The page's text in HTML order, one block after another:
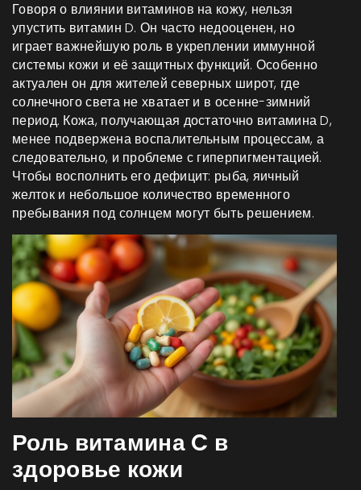
Говоря о влиянии витаминов на кожу, нельзя
упустить витамин D. Он часто недооценен, но
играет важнейшую роль в укреплении иммунной
системы кожи и её защитных функций. Особенно
актуален он для жителей северных широт, где
солнечного света не хватает и в осенне-зимний
период. Кожа, получающая достаточно витамина D,
менее подвержена воспалительным процессам, а
следовательно, и проблеме с гиперпигментацией.
Чтобы восполнить его дефицит: рыба, яичный
желток и небольшое количество временного
пребывания под солнцем могут быть решением.
Роль витамина C в
здоровье кожи